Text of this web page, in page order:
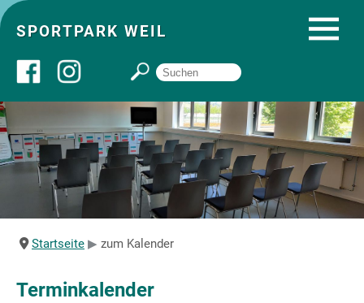
SPORTPARK WEIL
Über uns
Startseite
Angebote
Startseite zum Kalender
Terminkalender